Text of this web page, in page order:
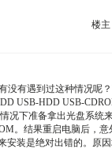
楼
有遇到过这种情况呢
USB-HDD USB-
下准备拿出光盘系统
。结果重启电脑后，
装是绝对出错的。原